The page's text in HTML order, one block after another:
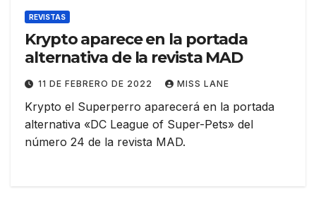
REVISTAS
Krypto aparece en la portada
alternativa de la revista MAD
11 DE FEBRERO DE 2022 MISS LANE
Krypto el Superperro aparecerá en la portada
alternativa «DC League of Super-Pets» del
número 24 de la revista MAD.